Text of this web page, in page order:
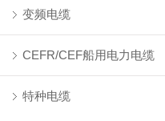
变频电缆
CEFR/CEF船用电力电缆
特种电缆